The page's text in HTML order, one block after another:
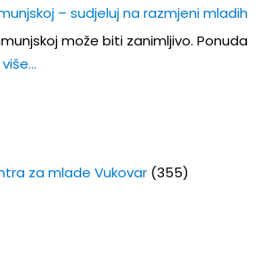
– sudjeluj na razmjeni mladih
može biti zanimljivo. Ponuda
za mlade Vukovar (355)